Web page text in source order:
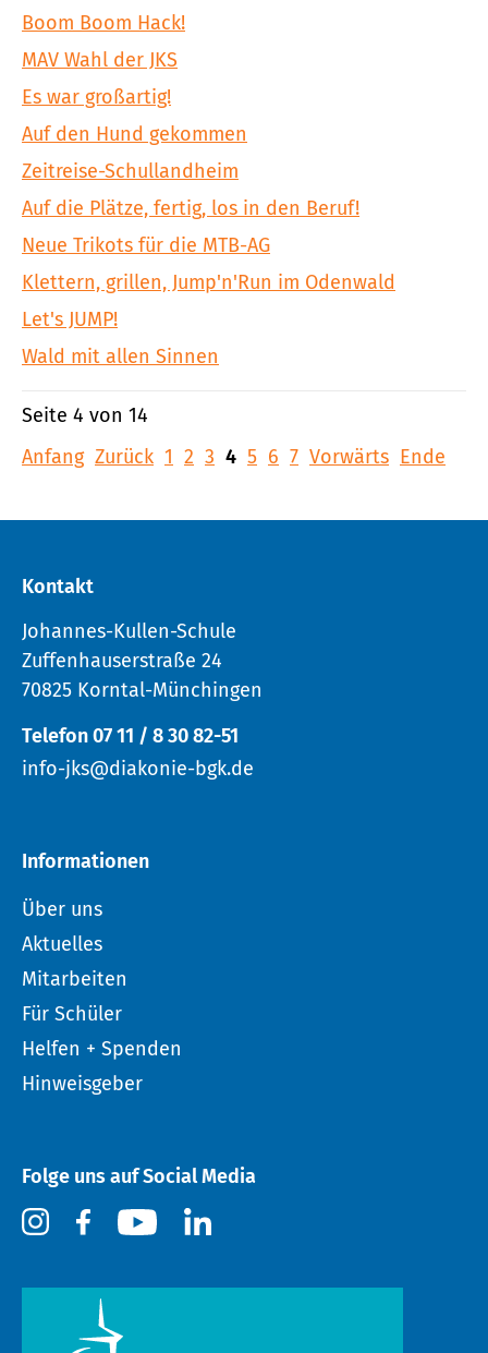
Boom Boom Hack!
MAV Wahl der JKS
Es war großartig!
Auf den Hund gekommen
Zeitreise-Schullandheim
Auf die Plätze, fertig, los in den Beruf!
Neue Trikots für die MTB-AG
Klettern, grillen, Jump'n'Run im Odenwald
Let's JUMP!
Wald mit allen Sinnen
Seite 4 von 14
Anfang Zurück 1 2 3 4 5 6 7 Vorwärts Ende
Kontakt
Johannes-Kullen-Schule
Zuffenhauserstraße 24
70825 Korntal-Münchingen
Telefon 07 11 / 8 30 82-51
info-jks@diakonie-bgk.de
Informationen
Über uns
Aktuelles
Mitarbeiten
Für Schüler
Helfen + Spenden
Hinweisgeber
Folge uns auf Social Media